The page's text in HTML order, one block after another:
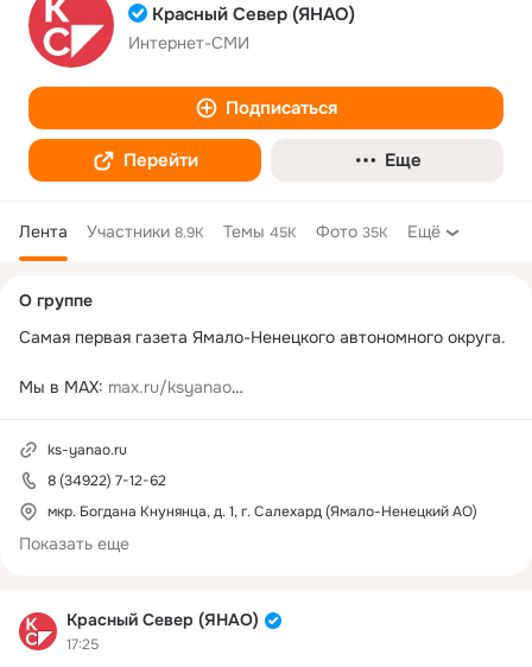
Красный Север (ЯНАО)
Интернет-СМИ
Подписаться
Перейти Еще
Лента Участники 8.9K Темы 45K Фото 35K Ещё
Красный Север (ЯНАО)
17:25
колонка
О группе
Самая первая газета Ямало-Ненецкого автономного округа.
Мы в MAX: max.ru/ksyanao
Мы в Телеграм:
ks-yanao.ru
8 (34922) 7-12-62
мкр. Богдана Кнунянца, д. 1, г. Салехард (Ямало-Ненецкий АО)
Показать еще